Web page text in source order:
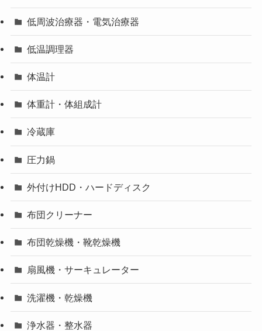
低周波治療器・電気治療器
低温調理器
体温計
体重計・体組成計
冷蔵庫
圧力鍋
外付けHDD・ハードディスク
布団クリーナー
布団乾燥機・靴乾燥機
扇風機・サーキュレーター
洗濯機・乾燥機
浄水器・整水器